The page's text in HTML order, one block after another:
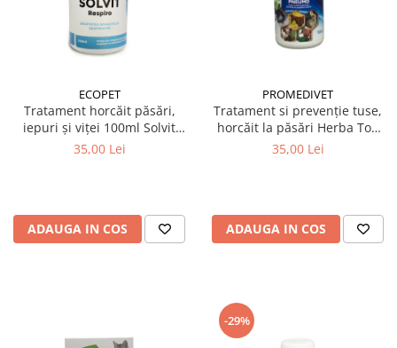
ECOPET
Tratament horcăit păsări,
iepuri și viței 100ml Solvit
Respiro
35,00 Lei
ADAUGA IN COS
PROMEDIVET
Tratament si prevenție tuse,
horcăit la păsări Herba Top
Pneumo 100 ml
35,00 Lei
ADAUGA IN COS
-29%